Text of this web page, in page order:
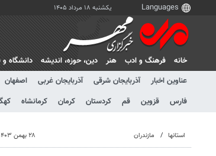
یکشنبه ۱۸ مرداد ۱۴۰۵
خانه فرهنگ و ادب هنر دين، حوزه، انديشه دانشگاه و
عناوین اخبار
آذربایجان شرقی آذربایجان غربی اصفهان
فارس
قزوین قم کردستان کرمان کرمانشاه
استانها مازندران ۲۸ بهمن ۱۴۰۳، ۱۱:۳۱